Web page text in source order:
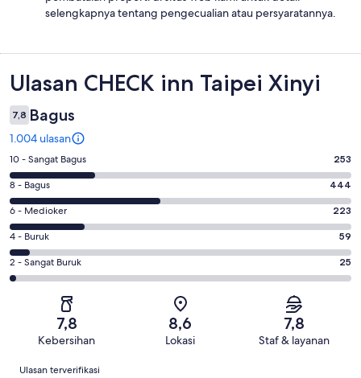
selengkapnya tentang pengecualian atau persyaratannya.
Ulasan
Ulasan CHECK inn Taipei Xinyi
7,8 Bagus
1.004 ulasan
Penilaian
10
-
Sangat
Bagus.
253
dari
1004
10 - Sangat Bagus 253
Penilaian
8
-
Bagus.
444
dari
8 - Bagus 444
Penilaian
6
-
Medioker.
223
6 - Medioker 223
Penilaian
4
-
4 - Buruk 59
Penilaian
2
dari
2 - Sangat Buruk 25
7,8
Kebersihan
8,6
Lokasi
7,8
Staf & layanan
Ulasan
Ulasan terverifikasi